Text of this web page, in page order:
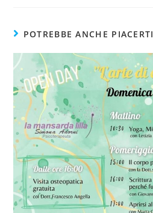
POTREBBE ANCHE PIACERTI